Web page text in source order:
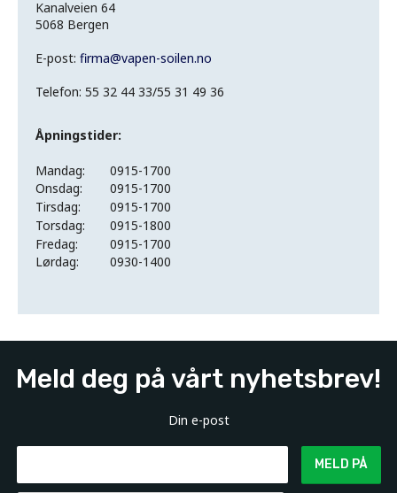
Kanalveien 64
5068 Bergen
E-post: firma@vapen-soilen.no
Telefon: 55 32 44 33/55 31 49 36
Åpningstider:
Mandag:
0915-1700
Onsdag:
0915-1700
Tirsdag:
0915-1700
Torsdag:
0915-1800
Fredag:
0915-1700
Lørdag:
0930-1400
Meld deg på vårt nyhetsbrev!
Din e-post
MELD PÅ